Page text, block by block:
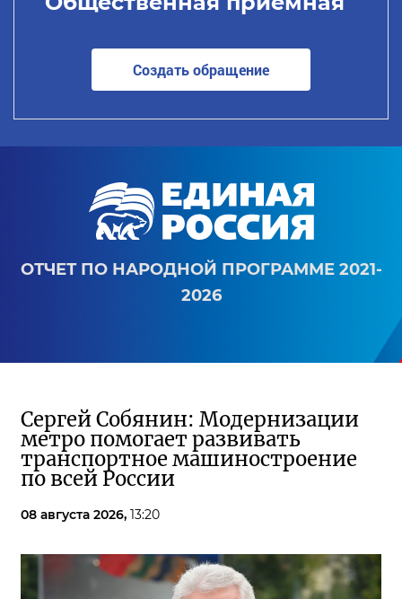
Создать обращение
ОТЧЕТ ПО НАРОДНОЙ ПРОГРАММЕ 2021-
2026
Сергей Собянин: Модернизации
метро помогает развивать
транспортное машиностроение
по всей России
08 августа 2026, 13:20